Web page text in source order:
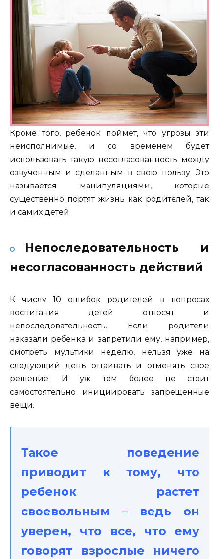
Кроме того, ребенок поймет, что угрозы эти
неисполнимые, и со временем будет
использовать такую несогласованность между
озвученным и сделанным в свою пользу. Это
называется манипуляциями, которые
существенно портят жизнь как родителей, так
и самих детей.
Непоследовательность и
несогласованность действий
К числу 10 ошибок родителей в вопросах
воспитания детей относят и
непоследовательность. Если родители
наказали ребенка и запретили ему, например,
смотреть мультики неделю, нельзя уже на
следующий день оттаивать и отменять свое
решение. И уж тем более не стоит
самостоятельно инициировать запрещенные
вещи.
Такое поведение
приводит к тому, что
ребенок растет
своевольным – ведь он
уверен, что все, что ему
говорят взрослые ничего